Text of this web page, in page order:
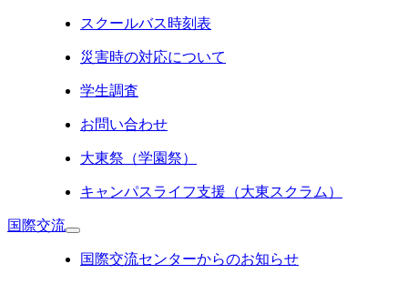
スクールバス時刻表
災害時の対応について
学生調査
お問い合わせ
大東祭（学園祭）
キャンパスライフ支援（大東スクラム）
国際交流
国際交流センターからのお知らせ